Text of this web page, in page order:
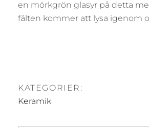
en mörkgrön glasyr på detta
fälten kommer att lysa igenom
KATEGORIER:
Keramik